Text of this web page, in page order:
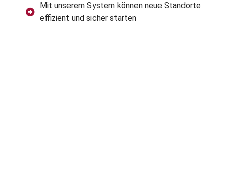
Mit unserem System können neue Standorte
effizient und sicher starten